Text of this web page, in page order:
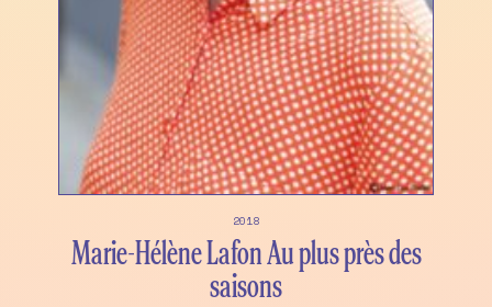
2018
Marie-Hélène Lafon Au plus près des
saisons